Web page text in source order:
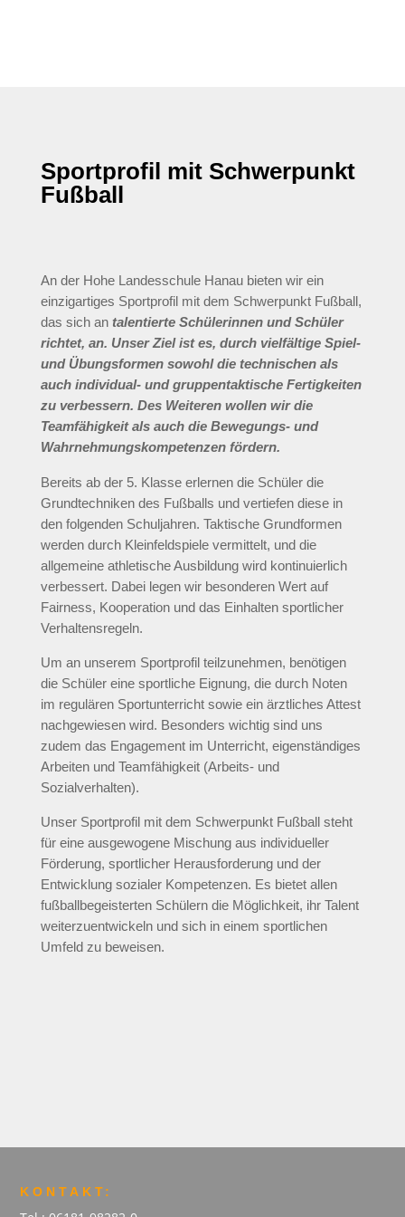
Sportprofil mit Schwerpunkt
Fußball
An der Hohe Landesschule Hanau bieten wir ein
einzigartiges Sportprofil mit dem Schwerpunkt Fußball,
das sich an talentierte Schülerinnen und Schüler
richtet, an. Unser Ziel ist es, durch vielfältige Spiel-
und Übungsformen sowohl die technischen als
auch individual- und gruppentaktische Fertigkeiten
zu verbessern. Des Weiteren wollen wir die
Teamfähigkeit als auch die Bewegungs- und
Wahrnehmungskompetenzen fördern.
Bereits ab der 5. Klasse erlernen die Schüler die
Grundtechniken des Fußballs und vertiefen diese in
den folgenden Schuljahren. Taktische Grundformen
werden durch Kleinfeldspiele vermittelt, und die
allgemeine athletische Ausbildung wird kontinuierlich
verbessert. Dabei legen wir besonderen Wert auf
Fairness, Kooperation und das Einhalten sportlicher
Verhaltensregeln.
Um an unserem Sportprofil teilzunehmen, benötigen
die Schüler eine sportliche Eignung, die durch Noten
im regulären Sportunterricht sowie ein ärztliches Attest
nachgewiesen wird. Besonders wichtig sind uns
zudem das Engagement im Unterricht, eigenständiges
Arbeiten und Teamfähigkeit (Arbeits- und
Sozialverhalten).
Unser Sportprofil mit dem Schwerpunkt Fußball steht
für eine ausgewogeneMischung aus individueller
Förderung, sportlicher Herausforderung und der
Entwicklung sozialer Kompetenzen. Es bietet allen
fußballbegeisterten Schülern die Möglichkeit, ihr Talent
weiterzuentwickeln und sich in einem sportlichen
Umfeld zu beweisen.
KONTAKT: